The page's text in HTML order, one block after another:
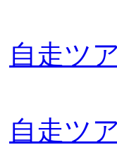
自走ツ
自走ツ